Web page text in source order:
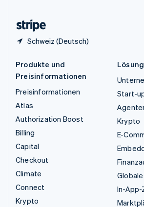
Schweiz (Deutsch)
Produkte und
Preisinformationen
Preisinformationen
Atlas
Authorization Boost
Billing
Capital
Checkout
Climate
Connect
Krypto
Start-
Krypto
E-
In-App-